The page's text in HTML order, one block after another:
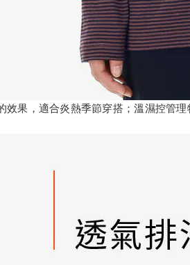
果，適合炎熱季節穿搭；溫濕控管